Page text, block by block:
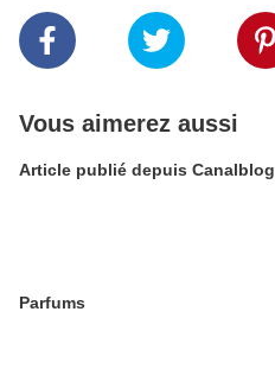
Vous aimerez aussi
Article publié depuis Canalblog
Parfums